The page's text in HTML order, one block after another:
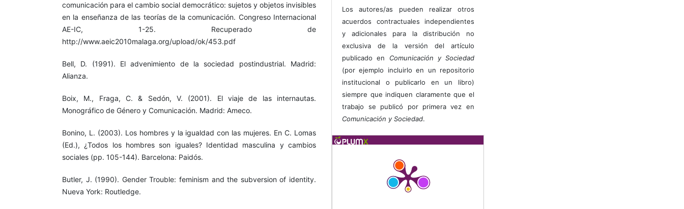
comunicación para el cambio social democrático: sujetos y objetos invisibles
en la enseñanza de las teorías de la comunicación. Congreso Internacional
AE-IC, 1-25. Recuperado de
http://www.aeic2010malaga.org/upload/ok/453.pdf
Bell, D. (1991). El advenimiento de la sociedad postindustrial. Madrid:
Alianza.
Boix, M., Fraga, C. & Sedón, V. (2001). El viaje de las internautas.
Monográfico de Género y Comunicación. Madrid: Ameco.
Bonino, L. (2003). Los hombres y la igualdad con las mujeres. En C. Lomas
(Ed.), ¿Todos los hombres son iguales? Identidad masculina y cambios
sociales (pp. 105-144). Barcelona: Paidós.
Butler, J. (1990). Gender Trouble: feminism and the subversion of identity.
Nueva York: Routledge.
Los autores/as pueden realizar otros
acuerdos contractuales independientes
y adicionales para la distribución no
exclusiva de la versión del artículo
publicado en Comunicación y Sociedad
(por ejemplo incluirlo en un repositorio
institucional o publicarlo en un libro)
siempre que indiquen claramente que el
trabajo se publicó por primera vez en
Comunicación y Sociedad.